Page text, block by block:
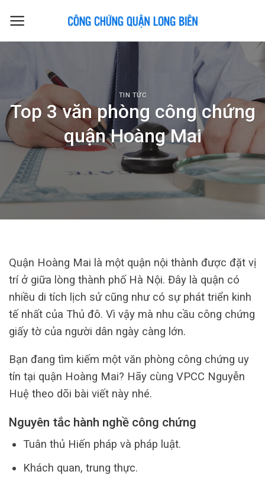
TIN TỨC
Top 3 văn phòng công chứng
quận Hoàng Mai
Quận Hoàng Mai là một quận nội thành được đặt vị
trí ở giữa lòng thành phố Hà Nội. Đây là quận có
nhiều di tích lịch sử cũng như có sự phát triển kinh
tế nhất của Thủ đô. Vì vậy mà nhu cầu công chứng
giấy tờ của người dân ngày càng lớn.
Bạn đang tìm kiếm một văn phòng công chứng uy
tín tại quận Hoàng Mai? Hãy cùng VPCC Nguyễn
Huệ theo dõi bài viết này nhé.
Nguyên tắc hành nghề công chứng
Tuân thủ Hiến pháp và pháp luật.
Khách quan, trung thực.